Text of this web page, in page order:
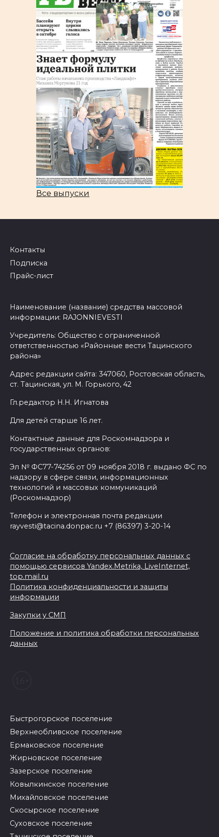
Все выпуски
Контакты
Подписка
Прайс-лист
Наименование (название) средства массовой
информации: RAJONNIEVESTI
Учредитель: Общество с ограниченной
ответственностью «Районные вести Тацинского
района»
Адрес редакции сайта: 347060, Ростовская область,
ст. Тацинская, ул. М. Горького, 42
Гл.редактор Н.Н. Игнатова
Для детей старше 16 лет.
Контактные данные для Роскомнадзора и
государственных органов:
Эл № ФС77-74256 от 09 ноября 2018 г. выдано ФС по
надзору в сфере связи, информационных
технологий и массовых коммуникаций
(Роскомнадзор)
Телефон и электронная почта редакции
rayvesti@tacina.donpac.ru +7 (86397) 3-20-14
Согласие на обработку персональных данных с
помощью сервисов Yandex.Metrika, LiveInternet,
top.mail.ru
Политика конфиденциальности и защиты
информации
Закупки у СМП
Положение и политика обработки персональных
данных
Быстрогорское поселение
Верхнеобливское поселение
Ермаковское поселение
Жирновское поселение
Зазерское поселение
Ковылкинское поселение
Михайловское поселение
Скосырское поселение
Суховское поселение